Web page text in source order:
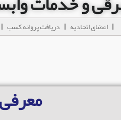
اعضای اتحادیه دریافت پروانه کسب